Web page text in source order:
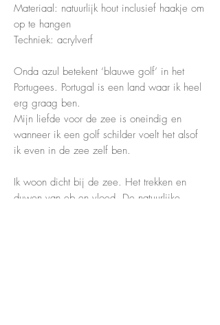
Materiaal: natuurlijk hout inclusief haakje om
op te hangen
Techniek: acrylverf
Onda azul betekent ‘blauwe golf’ in het
Portugees. Portugal is een land waar ik heel
erg graag ben.
Mijn liefde voor de zee is oneindig en
wanneer ik een golf schilder voelt het alsof
ik even in de zee zelf ben.
Ik woon dicht bij de zee. Het trekken en
duwen van eb en vloed. De natuurlijke